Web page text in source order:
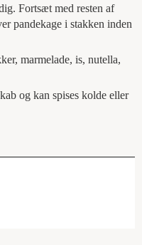
Fortsæt med resten af
pandekage i stakken inden
marmelade, is, nutella,
og kan spises kolde eller